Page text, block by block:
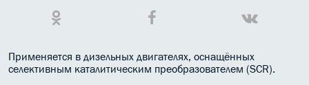
ПРИСАДКИ АВТОХИМИЯ
АВТО КОСМЕТИКА
Применяется в дизельных двигателях, оснащённых
селективным каталитическим преобразователем (SCR).